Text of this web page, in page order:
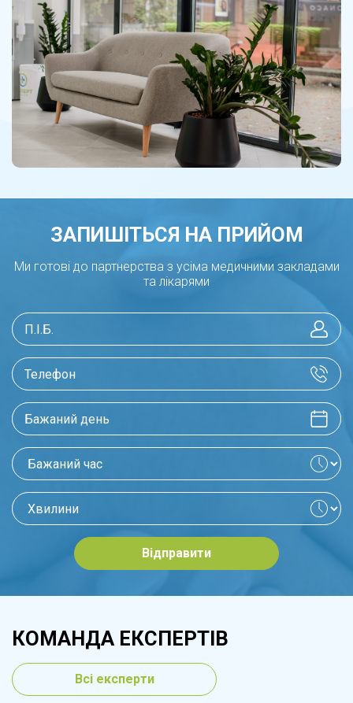
ЗАПИШІТЬСЯ НА ПРИЙОМ
Ми готові до партнерства з усіма медичними закладами
та лікарями
Відправити
КОМАНДА ЕКСПЕРТІВ
Всі експерти